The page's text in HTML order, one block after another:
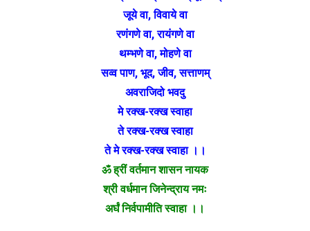
जूये वा, विवाये वा
रणंगणे वा, रायंगणे वा
थम्भणे वा, मोहणे वा
सव्व पाण, भूद, जीव, सत्ताणम्
अवराजिदो भवदु
मे रक्ख-रक्ख स्वाहा
ते रक्ख-रक्ख स्वाहा
ते मे रक्ख-रक्ख स्वाहा ।।
ॐ ह्रीं वर्तमान शासन नायक
श्री वर्धमान जिनेन्द्राय नमः
अर्घं निर्वपामीति स्वाहा ।।